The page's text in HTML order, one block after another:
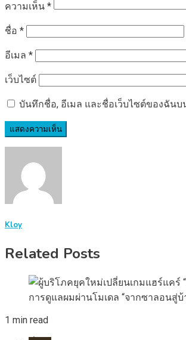
ความเห็น *
ชื่อ *
อีเมล *
เว็บไซต์
บันทึกชื่อ, อีเมล และชื่อเว็บไซต์ของฉันบ
Kloy
Related Posts
1 min read